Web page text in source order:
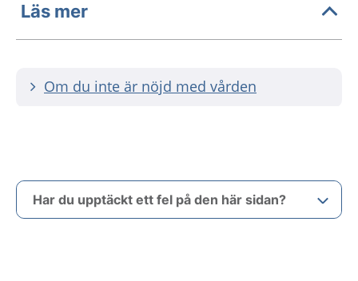
Läs mer
Om du inte är nöjd med vården
Har du upptäckt ett fel på den här sidan?